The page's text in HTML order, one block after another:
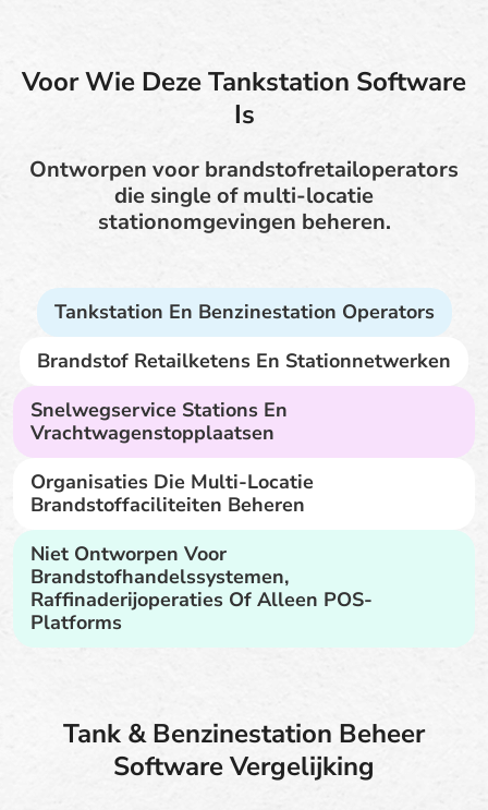
Voor Wie Deze Tankstation Software
Is
Ontworpen voor brandstofretailoperators
die single of multi-locatie
stationomgevingen beheren.
Tankstation En Benzinestation Operators
Brandstof Retailketens En Stationnetwerken
Snelwegservice Stations En
Vrachtwagenstopplaatsen
Organisaties Die Multi-Locatie
Brandstoffaciliteiten Beheren
Niet Ontworpen Voor
Brandstofhandelssystemen,
Raffinaderijoperaties Of Alleen POS-
Platforms
Tank & Benzinestation Beheer
Software Vergelijking